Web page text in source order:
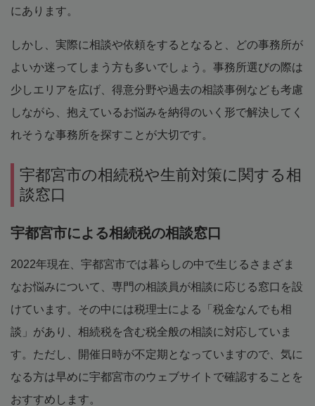
にあります。
しかし、実際に相談や依頼をするとなると、どの事務所が
よいか迷ってしまう方も多いでしょう。事務所選びの際は
少しエリアを広げ、得意分野や過去の相談事例なども考慮
しながら、抱えているお悩みを納得のいく形で解決してく
れそうな事務所を探すことが大切です。
宇都宮市の相続税や生前対策に関する相
談窓口
宇都宮市による相続税の相談窓口
2022年現在、宇都宮市では暮らしの中で生じるさまざま
なお悩みについて、専門の相談員が相談に応じる窓口を設
けています。その中には税理士による「税金なんでも相
談」があり、相続税を含む税全般の相談に対応していま
す。ただし、開催日時が不定期となっていますので、気に
なる方は早めに宇都宮市のウェブサイトで確認することを
おすすめします。